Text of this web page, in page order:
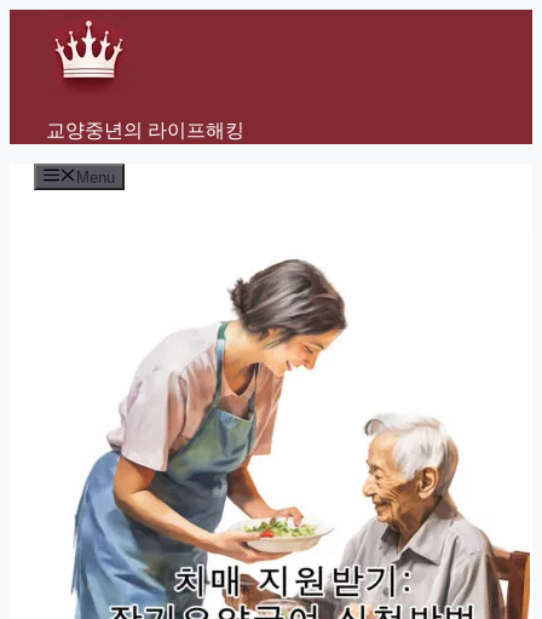
content
교양중년의 라이프해킹
Menu